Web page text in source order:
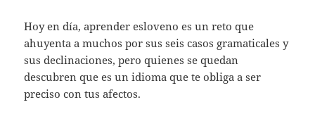
Hoy en día, aprender esloveno es un reto que
ahuyenta a muchos por sus seis casos gramaticales y
sus declinaciones, pero quienes se quedan
descubren que es un idioma que te obliga a ser
preciso con tus afectos.